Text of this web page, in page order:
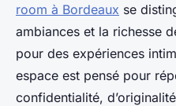
room à Bordeaux se
ambiances et la richesse
pour des expériences
espace est pensé pour
confidentialité,